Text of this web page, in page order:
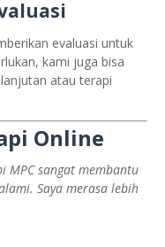
evaluasi untuk
kami juga bisa
atau terapi
Online
MPC sangat membantu
Saya merasa lebih